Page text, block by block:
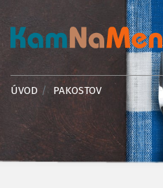
ÚVOD PAKOSTOV